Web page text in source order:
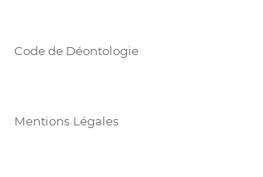
Code de Déontologie
Mentions Légales